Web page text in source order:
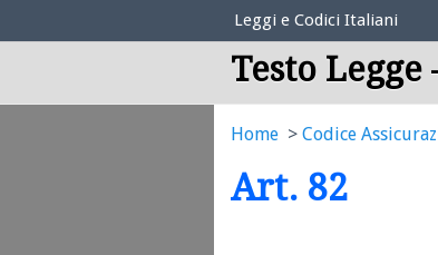
Elenco Codici Legali
Leggi e Codici Italiani
Testo
Home Codice
Art. 82